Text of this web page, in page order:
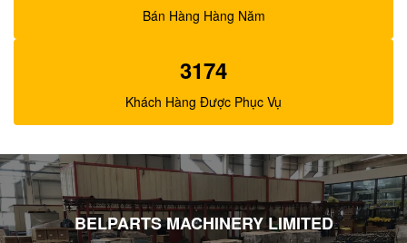
Bán Hàng Hàng Năm
3174
Khách Hàng Được Phục Vụ
BELPARTS MACHINERY LIMITED